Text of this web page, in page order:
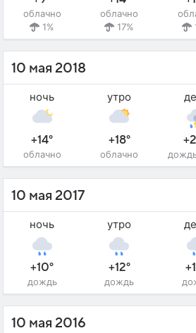
облачно
1%
облачно
17%
10 мая 2018
ночь
+14°
облачно
утро
+18°
облачно
10 мая 2017
ночь
+10°
дождь
утро
+12°
дождь
10 мая 2016